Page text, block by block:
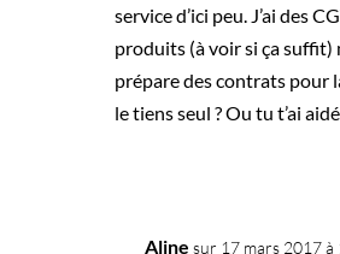
service d’ici peu. J’ai des
produits (à voir si ça suffit)
prépare des contrats pour
le tiens seul ? Ou tu t’ai
Aline sur 17 mars 2017 à